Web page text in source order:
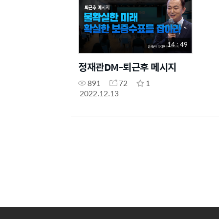
14 : 49
정재관DM-퇴근후 메시지
891 72
1
2022.12.13